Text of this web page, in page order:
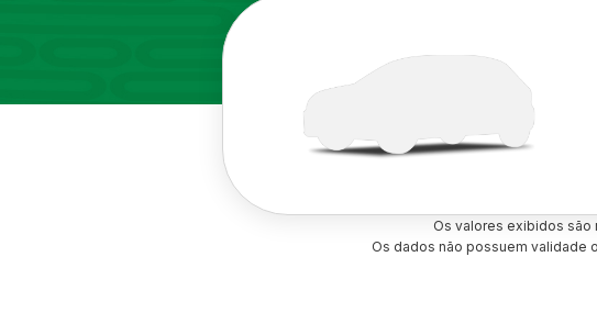
Os valores exibidos são
Os dados não possuem validade